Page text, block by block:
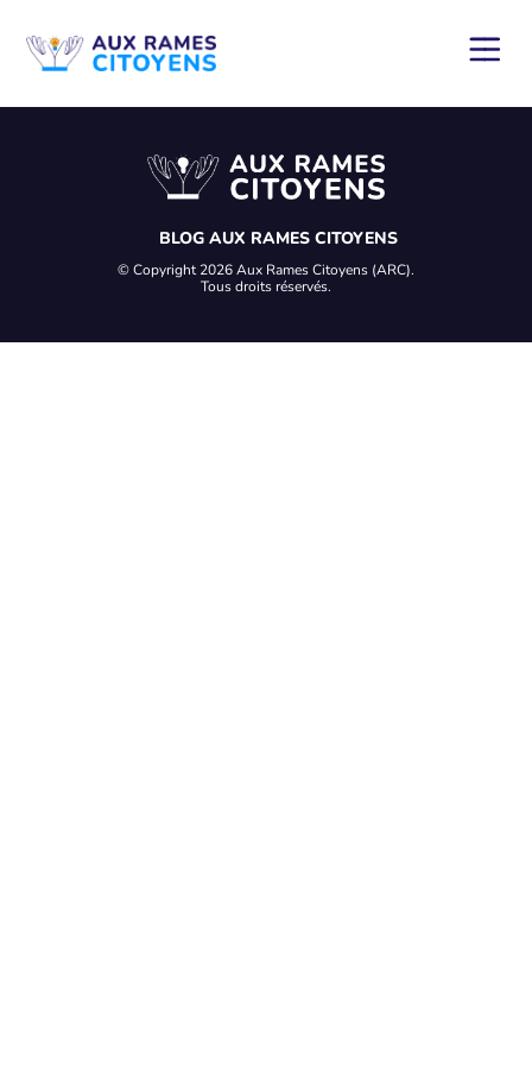
BLOG AUX RAMES CITOYENS
© Copyright 2026 Aux Rames Citoyens (ARC).
Tous droits réservés.